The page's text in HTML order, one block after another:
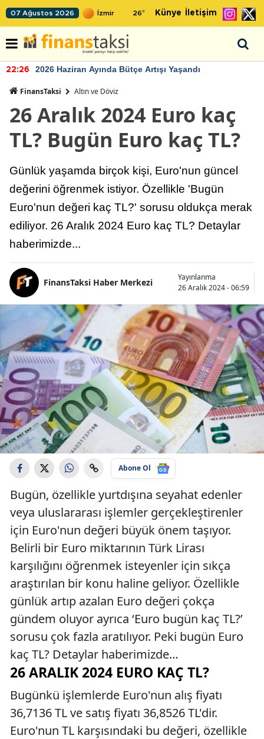
07 Ağustos 2026 26° Künye İletişim
22:26 2026 Haziran Ayında Bütçe Artışı Yaşandı
FinansTaksi Altın ve Döviz
26 Aralık 2024 Euro kaç
TL? Bugün Euro kaç TL?
Günlük yaşamda birçok kişi, Euro'nun güncel
değerini öğrenmek istiyor. Özellikle 'Bugün
Euro'nun değeri kaç TL?' sorusu oldukça merak
ediliyor. 26 Aralık 2024 Euro kaç TL? Detaylar
haberimizde...
FinansTaksi Haber Merkezi
Yayınlanma
26 Aralık 2024 - 06:59
Abone Ol
Bugün, özellikle yurtdışına seyahat edenler
veya uluslararası işlemler gerçekleştirenler
için Euro'nun değeri büyük önem taşıyor.
Belirli bir Euro miktarının Türk Lirası
karşılığını öğrenmek isteyenler için sıkça
araştırılan bir konu haline geliyor. Özellikle
günlük artıp azalan Euro değeri çokça
gündem oluyor ayrıca ‘Euro bugün kaç TL?’
sorusu çok fazla aratılıyor. Peki bugün Euro
kaç TL? Detaylar haberimizde…
26 ARALIK 2024 EURO KAÇ TL?
Bugünkü işlemlerde Euro'nun alış fiyatı
36,7136 TL ve satış fiyatı 36,8526 TL'dir.
Euro'nun TL karşısındaki bu değeri, özellikle